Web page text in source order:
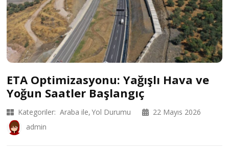
ETA Optimizasyonu: Yağışlı Hava ve
Yoğun Saatler Başlangıç
Kategoriler: Araba ile Yol Durumu
22 Mayıs 2026
admin